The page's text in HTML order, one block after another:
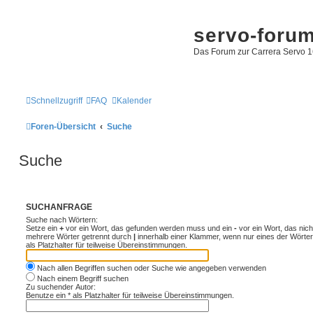
servo-
Das Forum zur Carrera Servo
Schnellzugriff FAQ Kalender
Foren-Übersicht Suche
Suche
SUCHANFRAGE
Suche nach Wörtern:
Setze ein + vor ein Wort, das gefunden werden muss und ein - vor ein Wort, das
mehrere Wörter getrennt durch | innerhalb einer Klammer, wenn nur eines der
als Platzhalter für teilweise Übereinstimmungen.
Nach allen Begriffen suchen oder Suche wie angegeben verwenden
Nach einem Begriff suchen
Zu suchender Autor:
Benutze ein * als Platzhalter für teilweise Übereinstimmungen.